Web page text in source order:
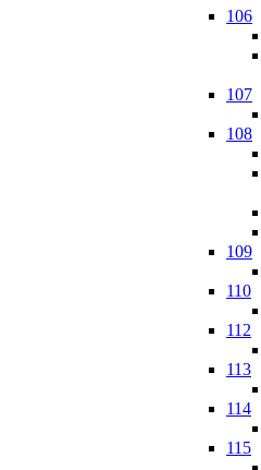
106
107
108
109
110
112
113
114
115